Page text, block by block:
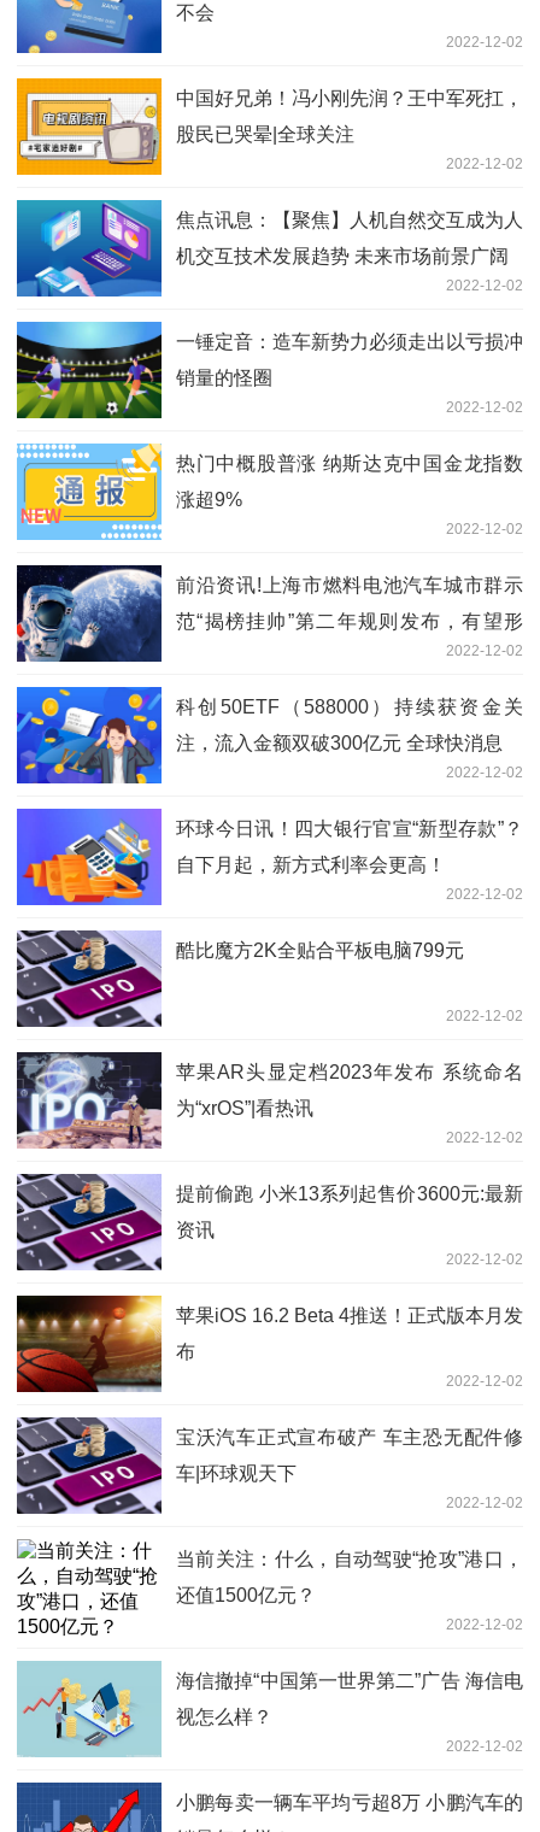
不会
2022-12-02
中国好兄弟！冯小刚先润？王中军死扛，
股民已哭晕|全球关注
2022-12-02
焦点讯息：【聚焦】人机自然交互成为人
机交互技术发展趋势 未来市场前景广阔
2022-12-02
一锤定音：造车新势力必须走出以亏损冲
销量的怪圈
2022-12-02
热门中概股普涨 纳斯达克中国金龙指数
涨超9%
2022-12-02
前沿资讯!上海市燃料电池汽车城市群示
范“揭榜挂帅”第二年规则发布，有望形
2022-12-02
科创50ETF（588000）持续获资金关
注，流入金额双破300亿元 全球快消息
2022-12-02
环球今日讯！四大银行官宣“新型存款”？
自下月起，新方式利率会更高！
2022-12-02
酷比魔方2K全贴合平板电脑799元
2022-12-02
苹果AR头显定档2023年发布 系统命名
为“xrOS”|看热讯
2022-12-02
提前偷跑 小米13系列起售价3600元:最新
资讯
2022-12-02
苹果iOS 16.2 Beta 4推送！正式版本月发
布
2022-12-02
宝沃汽车正式宣布破产 车主恐无配件修
车|环球观天下
2022-12-02
当前关注：什么，自动驾驶“抢攻”港口，
还值1500亿元？
2022-12-02
海信撤掉“中国第一世界第二”广告 海信电
视怎么样？
2022-12-02
小鹏每卖一辆车平均亏超8万 小鹏汽车的